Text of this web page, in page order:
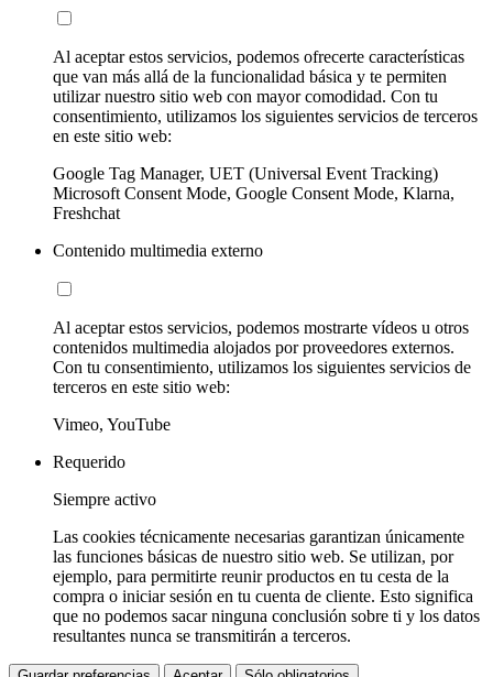
Al aceptar estos servicios, podemos ofrecerte características
que van más allá de la funcionalidad básica y te permiten
utilizar nuestro sitio web con mayor comodidad. Con tu
consentimiento, utilizamos los siguientes servicios de terceros
en este sitio web:
Google Tag Manager, UET (Universal Event Tracking)
Microsoft Consent Mode, Google Consent Mode, Klarna,
Freshchat
Contenido multimedia externo
Al aceptar estos servicios, podemos mostrarte vídeos u otros
contenidos multimedia alojados por proveedores externos.
Con tu consentimiento, utilizamos los siguientes servicios de
terceros en este sitio web:
Vimeo, YouTube
Requerido
Siempre activo
Las cookies técnicamente necesarias garantizan únicamente
las funciones básicas de nuestro sitio web. Se utilizan, por
ejemplo, para permitirte reunir productos en tu cesta de la
compra o iniciar sesión en tu cuenta de cliente. Esto significa
que no podemos sacar ninguna conclusión sobre ti y los datos
resultantes nunca se transmitirán a terceros.